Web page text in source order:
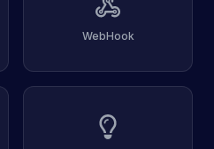
WebHook